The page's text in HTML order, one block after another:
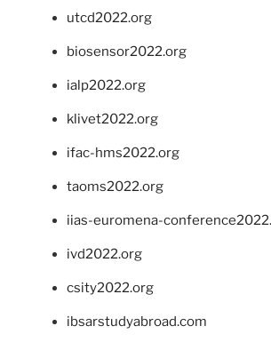
utcd2022.org
biosensor2022.org
ialp2022.org
klivet2022.org
ifac-hms2022.org
taoms2022.org
iias-euromena-
ivd2022.org
csity2022.org
ibsarstudyabroad.com